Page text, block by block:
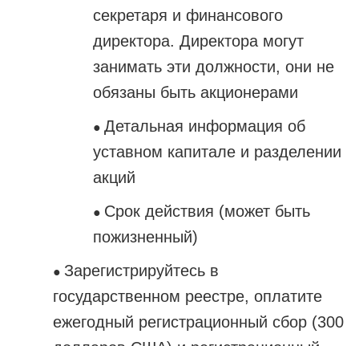
секретаря и финансового
директора. Директора могут
занимать эти должности, они не
обязаны быть акционерами
● Детальная информация об
уставном капитале и разделении
акций
● Срок действия (может быть
пожизненный)
● Зарегистрируйтесь в
государственном реестре, оплатите
ежегодный регистрационный сбор (300